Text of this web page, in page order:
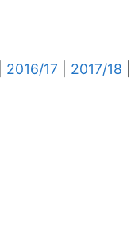
2016/17 2017/18